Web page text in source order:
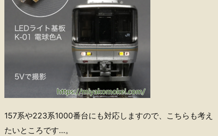
157系や223系1000番台にも対応しますので、こちらも考え
たいところです…。